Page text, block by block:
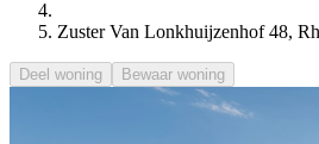
Zuster Van Lonkhuijzenhof 48,
Deel woning Bewaar woning